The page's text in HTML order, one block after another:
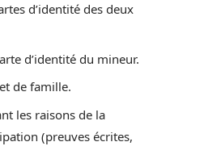
d’identité des deux
d’identité du mineur.
de famille.
les raisons de la
(preuves écrites,